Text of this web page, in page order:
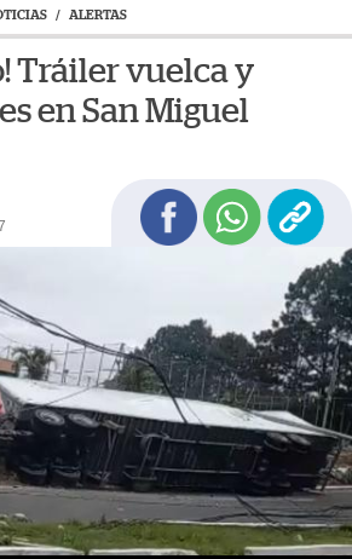
/ ALERTAS
Tráiler vuelca y
en San Miguel